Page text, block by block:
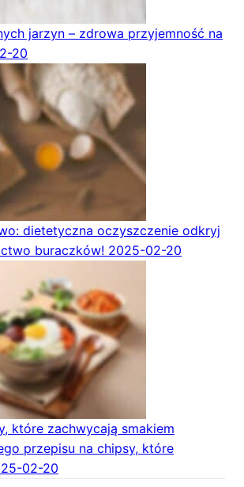
jarzyn – zdrowa przyjemność na
20
dietetyczna oczyszczenie odkryj
buraczków! 2025-02-20
które zachwycają smakiem
przepisu na chipsy, które
02-20